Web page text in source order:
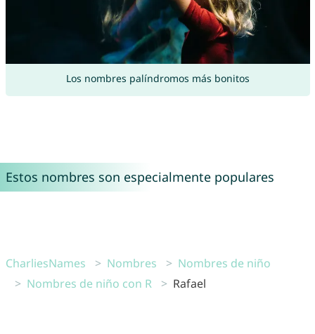
Los nombres palíndromos más bonitos
Estos nombres son especialmente populares
CharliesNames Nombres
Nombres de niño
Nombres de niño con R
Rafael